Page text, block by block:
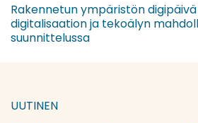
Rakennetun ympäristön
digitalisaation ja tekoälyn
suunnittelussa
UUTINEN